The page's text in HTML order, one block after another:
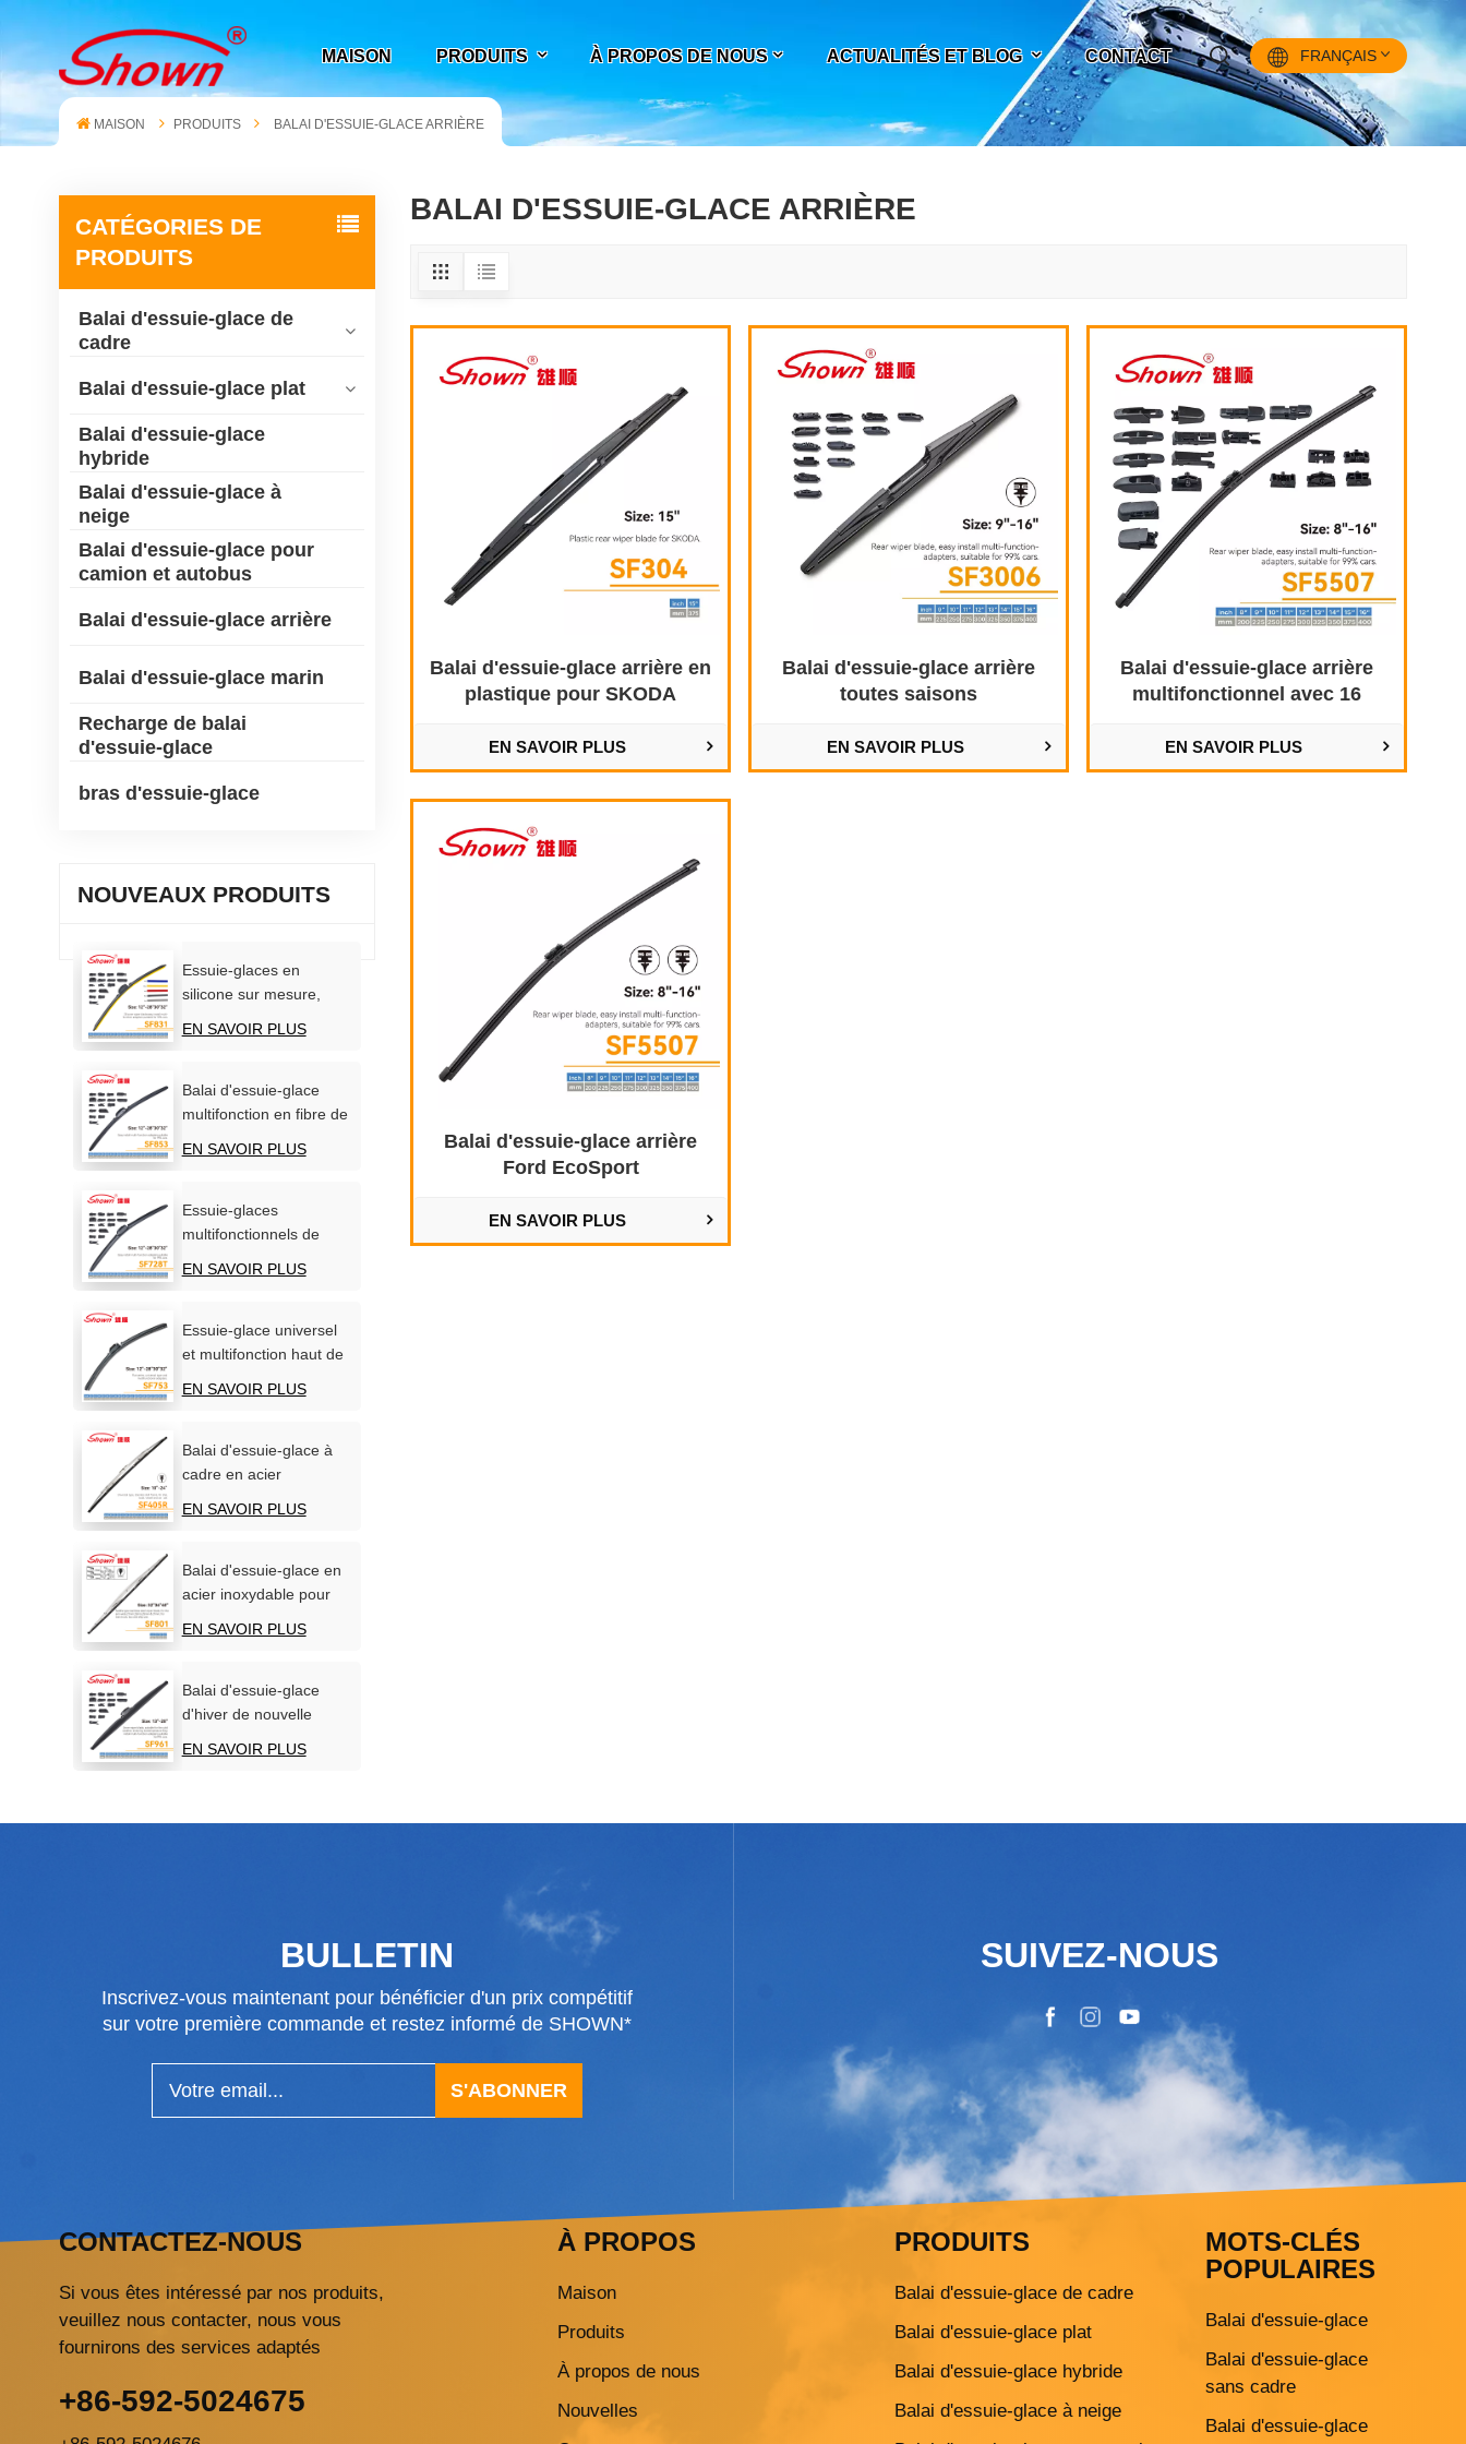
MAISON PRODUITS À PROPOS DE NOUS ACTUALITÉS ET BLOG CONTACT FRANÇAIS
English
MAISON PRODUITS BALAI D'ESSUIE-GLACE ARRIÈRE
CATÉGORIES DE
PRODUITS
Balai d'essuie-glace de
cadre
Balai d'essuie-glace plat
Balai d'essuie-glace
hybride
Balai d'essuie-glace à
neige
Balai d'essuie-glace pour
camion et autobus
Balai d'essuie-glace arrière
Balai d'essuie-glace marin
Recharge de balai
d'essuie-glace
bras d'essuie-glace
NOUVEAUX PRODUITS
Essuie-glaces en
silicone sur mesure,
d'usine (OEM/ODM).
EN SAVOIR PLUS
Balai d'essuie-glace
multifonction en fibre de
EN SAVOIR PLUS
Essuie-glaces
multifonctionnels de
pare-brise automobile
EN SAVOIR PLUS
Essuie-glace universel
et multifonction haut de
EN SAVOIR PLUS
Balai d'essuie-glace à
cadre en acier
brise de voiture
EN SAVOIR PLUS
Balai d'essuie-glace en
acier inoxydable pour
EN SAVOIR PLUS
Balai d'essuie-glace
d'hiver de nouvelle
EN SAVOIR PLUS
BALAI D'ESSUIE-GLACE ARRIÈRE
Balai d'essuie-glace arrière en
plastique pour SKODA
EN SAVOIR PLUS
Balai d'essuie-glace arrière
toutes saisons
EN SAVOIR PLUS
Balai d'essuie-glace arrière
multifonctionnel avec 16
EN SAVOIR PLUS
Balai d'essuie-glace arrière
Ford EcoSport
EN SAVOIR PLUS
BULLETIN
Inscrivez-vous maintenant pour bénéficier d'un prix compétitif
sur votre première commande et restez informé de SHOWN*
S'ABONNER
SUIVEZ-NOUS
CONTACTEZ-NOUS
Si vous êtes intéressé par nos produits,
veuillez nous contacter, nous vous
fournirons des services adaptés
+86-592-5024675
À PROPOS
Maison
Produits
À propos de nous
Nouvelles
PRODUITS
Balai d'essuie-glace de cadre
Balai d'essuie-glace plat
Balai d'essuie-glace hybride
Balai d'essuie-glace à neige
MOTS-CLÉS
POPULAIRES
Balai d'essuie-glace
Balai d'essuie-glace
sans cadre
Balai d'essuie-glace